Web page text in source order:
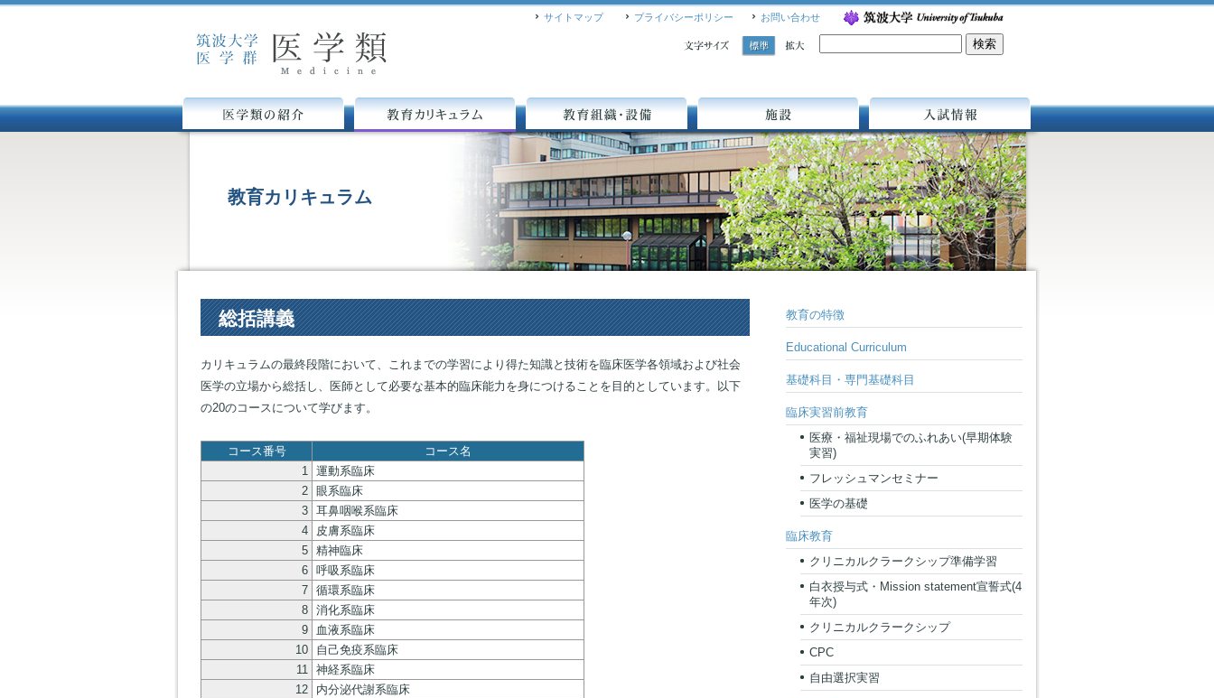
サイトマップ プライバシーポリシー お問い合わせ
教育組織・設備 施設 入試情報
教育カリキュラム
総括講義
カリキュラムの最終段階において、これまでの学習により得た知識と技術を臨床医学各領域および社会
医学の立場から総括し、医師として必要な基本的臨床能力を身につけることを目的としています。以下
の20のコースについて学びます。
コース番号
コース名
1 運動系臨床
2
眼系臨床
3 耳鼻咽喉系臨床
4
皮膚系臨床
5 精神臨床
6 呼吸系臨床
7 循環系臨床
8 消化系臨床
9
血液系臨床
10
自己免疫系臨床
11 神経系臨床
12
内分泌代謝系臨床
教育の特徴
Educational Curriculum
基礎科目・専門基礎科目
臨床実習前教育
医療・福祉現場でのふれあい(早期体験
実習)
フレッシュマンセミナー
医学の基礎
臨床教育
クリニカルクラークシップ準備学習
白衣授与式・Mission statement宣誓式(4
年次)
クリニカルクラークシップ
CPC
自由選択実習